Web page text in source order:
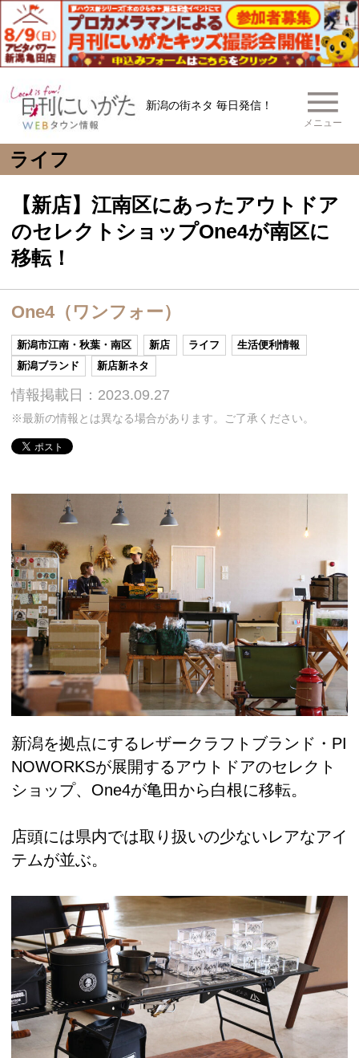
新潟の街ネタ 毎日発信！
メニュー
ライフ
【新店】江南区にあったアウトドア
のセレクトショップOne4が南区に
移転！
One4（ワンフォー）
新潟市江南・秋葉・南区 新店 ライフ
生活便利情報
新潟ブランド
新店新ネタ
情報掲載日：2023.09.27
※最新の情報とは異なる場合があります。ご了承ください。
新潟を拠点にするレザークラフトブランド・PI
NOWORKSが展開するアウトドアのセレクト
ショップ、One4が亀田から白根に移転。
店頭には県内では取り扱いの少ないレアなアイ
テムが並ぶ。